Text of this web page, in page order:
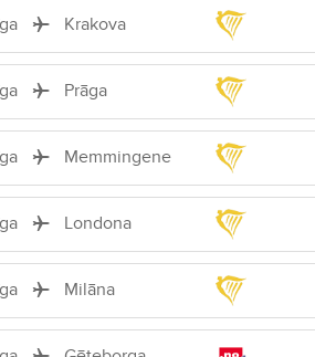
Krakova
Prāga
Memmingene
Londona
Milāna